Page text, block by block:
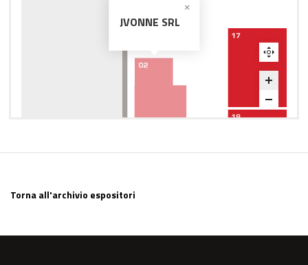
JVONNE SRL
Torna all'archivio espositori